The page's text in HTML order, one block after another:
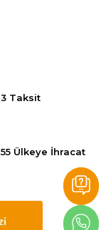
3 Taksit
55 Ülkeye İhracat